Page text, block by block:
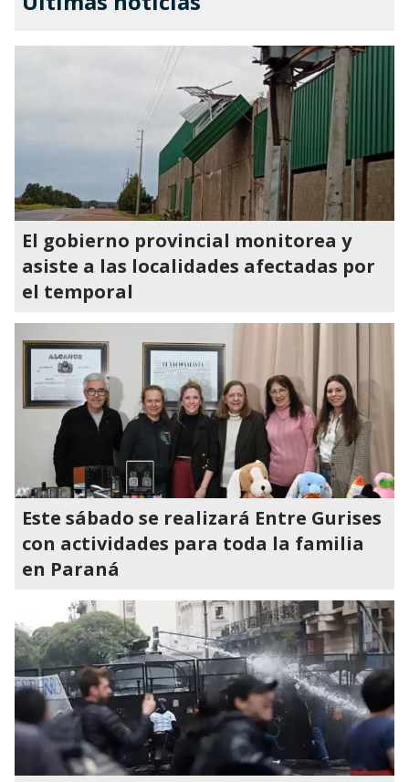
El gobierno provincial monitorea y
asiste a las localidades afectadas por
el temporal
Este sábado se realizará Entre Gurises
con actividades para toda la familia
en Paraná